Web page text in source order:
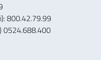
800.42.79.99
0524.688.400